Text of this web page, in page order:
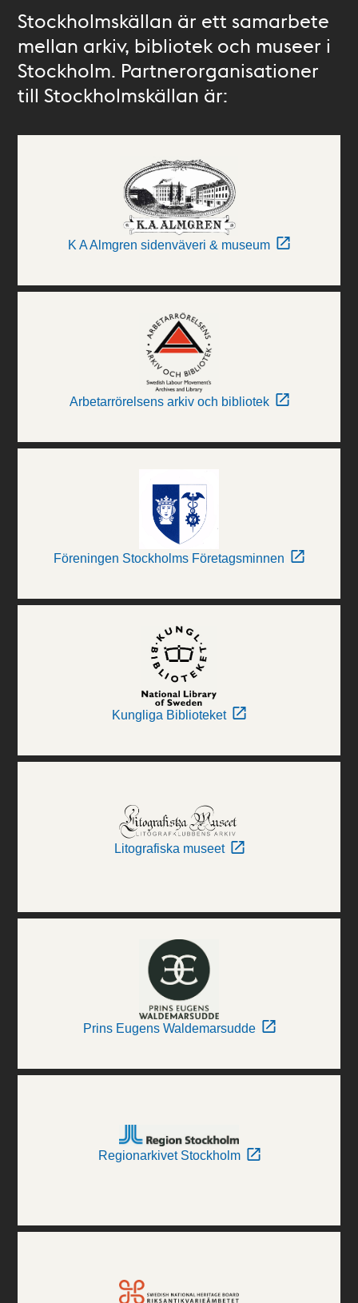
Stockholmskällan är ett samarbete
mellan arkiv, bibliotek och museer i
Stockholm. Partnerorganisationer
till Stockholmskällan är:
K A Almgren sidenväveri & museum
Arbetarrörelsens arkiv och bibliotek
Föreningen Stockholms Företagsminnen
Kungliga Biblioteket
Litografiska museet
Prins Eugens Waldemarsudde
Regionarkivet Stockholm